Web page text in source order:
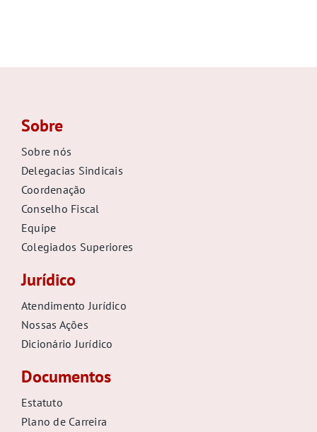
Sobre
Sobre nós
Delegacias Sindicais
Coordenação
Conselho Fiscal
Equipe
Colegiados Superiores
Jurídico
Atendimento Jurídico
Nossas Ações
Dicionário Jurídico
Documentos
Estatuto
Plano de Carreira